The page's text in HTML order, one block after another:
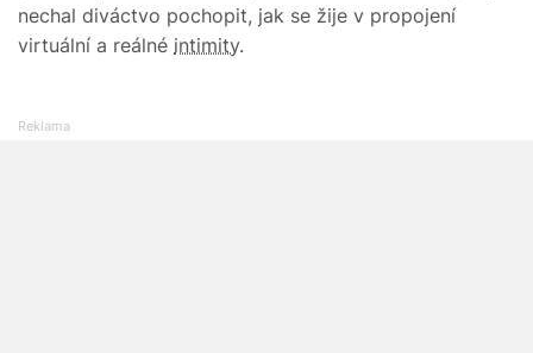
nechal diváctvo pochopit, jak se žije v propojení
virtuální a reálné intimity.